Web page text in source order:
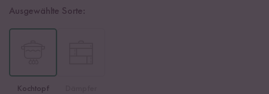
Ausgewählte Sorte:
Kochtopf